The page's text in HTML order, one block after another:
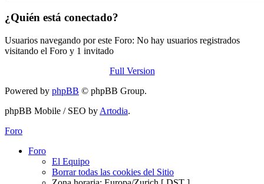
¿Quién está conectado?
Usuarios navegando por este Foro: No hay usuarios registrados
visitando el Foro y 1 invitado
Full Version
Powered by phpBB © phpBB Group.
phpBB Mobile / SEO by Artodia.
Foro
Foro
El Equipo
Borrar todas las cookies del Sitio